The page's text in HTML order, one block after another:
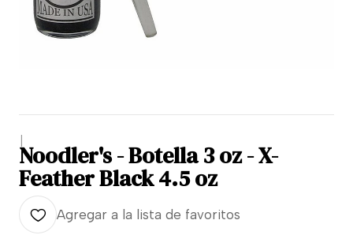
|
Noodler's - Botella 3 oz - X-
Feather Black 4.5 oz
Agregar a la lista de favoritos